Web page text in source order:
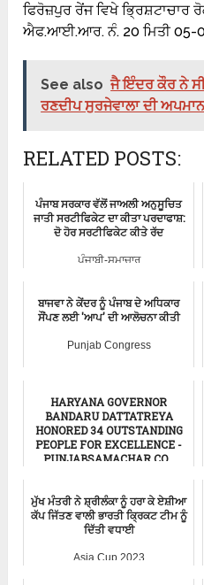
ਫਿਰੋਜ਼ਪੁਰ ਰੇਂਜ ਵਿਖੇ ਭ੍ਰਿਸ਼ਟਾਚਾਰ
ਐਫ.ਆਈ.ਆਰ. ਨੰ. 20 ਮਿਤੀ 05-
See also ਜੈ ਇੰਦਰ ਕੌਰ ਨੇ
ਰਣਦੀਪ ਸੁਰਜੇਵਾਲਾ ਦੀ
RELATED POSTS:
ਪੰਜਾਬ ਸਰਕਾਰ ਵੱਲੋਂ ਜਾਅਲੀ ਅਨੁਸੂਚਿਤ
ਜਾਤੀ ਸਰਟੀਫਿਕੇਟ ਦਾ ਕੀਤਾ ਪਰਦਾਫਾਸ਼:
ਦੋ ਹੋਰ ਸਰਟੀਫਿਕੇਟ ਕੀਤੇ ਰੱਦ
ਪੰਜਾਬੀ-ਸਮਾਚਾਰ
ਬਾਜਵਾ ਨੇ ਕੇਂਦਰ ਨੂੰ ਪੰਜਾਬ ਦੇ ਅਧਿਕਾਰ
ਸੌਂਪਣ ਲਈ 'ਆਪ' ਦੀ ਆਲੋਚਨਾ ਕੀਤੀ
Punjab Congress
HARYANA GOVERNOR
BANDARU DATTATREYA
HONORED 34 OUTSTANDING
PEOPLE FOR EXCELLENCE -
PUNJABSAMACHAR.CO...
ਮੁੱਖ ਮੰਤਰੀ ਨੇ ਸ਼੍ਰੀਲੰਕਾ ਨੂੰ ਹਰਾ ਕੇ ਏਸ਼ੀਆ
ਕੱਪ ਜਿੱਤਣ ਵਾਲੀ ਭਾਰਤੀ ਕ੍ਰਿਕਟ ਟੀਮ ਨੂੰ
ਦਿੱਤੀ ਵਧਾਈ
Asia Cup 2023